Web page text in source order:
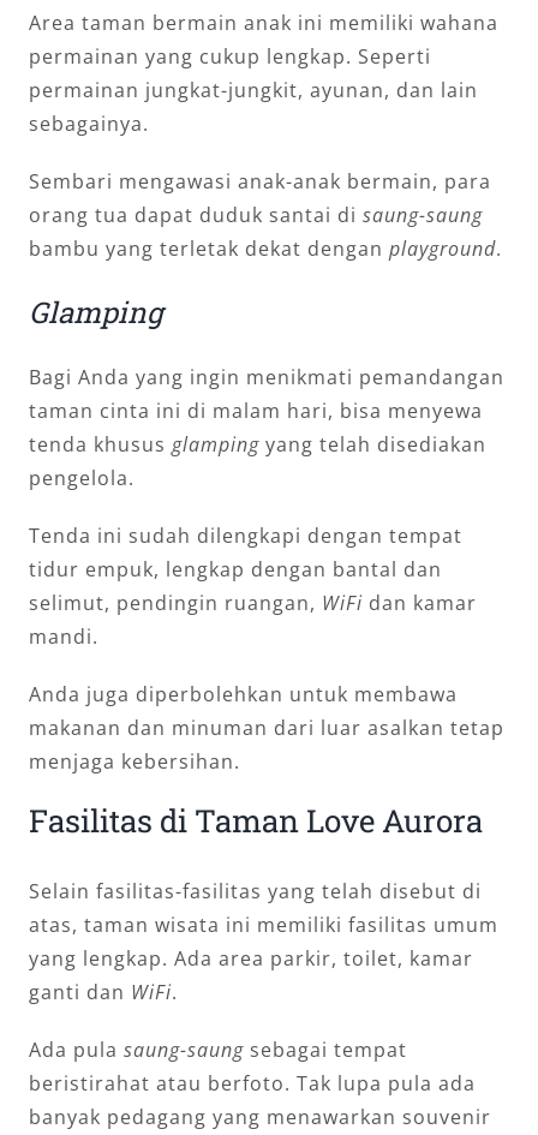
Area taman bermain anak ini memiliki wahana
permainan yang cukup lengkap. Seperti
permainan jungkat-jungkit, ayunan, dan lain
sebagainya.
Sembari mengawasi anak-anak bermain, para
orang tua dapat duduk santai di saung-saung
bambu yang terletak dekat dengan playground.
Glamping
Bagi Anda yang ingin menikmati pemandangan
taman cinta ini di malam hari, bisa menyewa
tenda khusus glamping yang telah disediakan
pengelola.
Tenda ini sudah dilengkapi dengan tempat
tidur empuk, lengkap dengan bantal dan
selimut, pendingin ruangan, WiFi dan kamar
mandi.
Anda juga diperbolehkan untuk membawa
makanan dan minuman dari luar asalkan tetap
menjaga kebersihan.
Fasilitas di Taman Love Aurora
Selain fasilitas-fasilitas yang telah disebut di
atas, taman wisata ini memiliki fasilitas umum
yang lengkap. Ada area parkir, toilet, kamar
ganti dan WiFi.
Ada pula saung-saung sebagai tempat
beristirahat atau berfoto. Tak lupa pula ada
banyak pedagang yang menawarkan souvenir